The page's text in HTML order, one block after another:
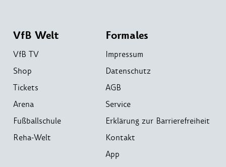
VfB Welt
VfB TV
Shop
Tickets
Arena
Fußballschule
Reha-Welt
Formales
Impressum
Datenschutz
AGB
Service
Erklärung zur Barrierefreiheit
Kontakt
App